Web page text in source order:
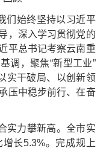
们始终坚持以习近平
，深入学习贯彻党的
平总书记考察云南重
调，聚焦“新型工业”
实干破局、以创新领
压中稳步前行、在奋
实力攀新高。全市实
长5.3%。完成规上